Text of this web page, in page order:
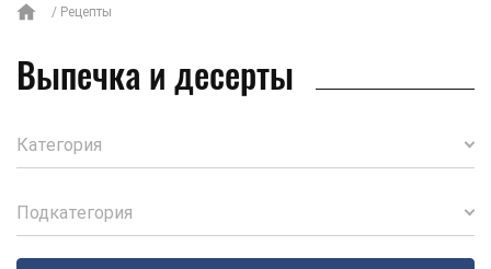
Рецепты
Выпечка и десерты
Категория
Подкатегория